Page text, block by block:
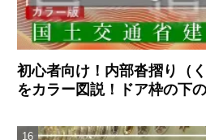
初心者向け！内部沓摺り（
をカラー図説！ドア枠の下の